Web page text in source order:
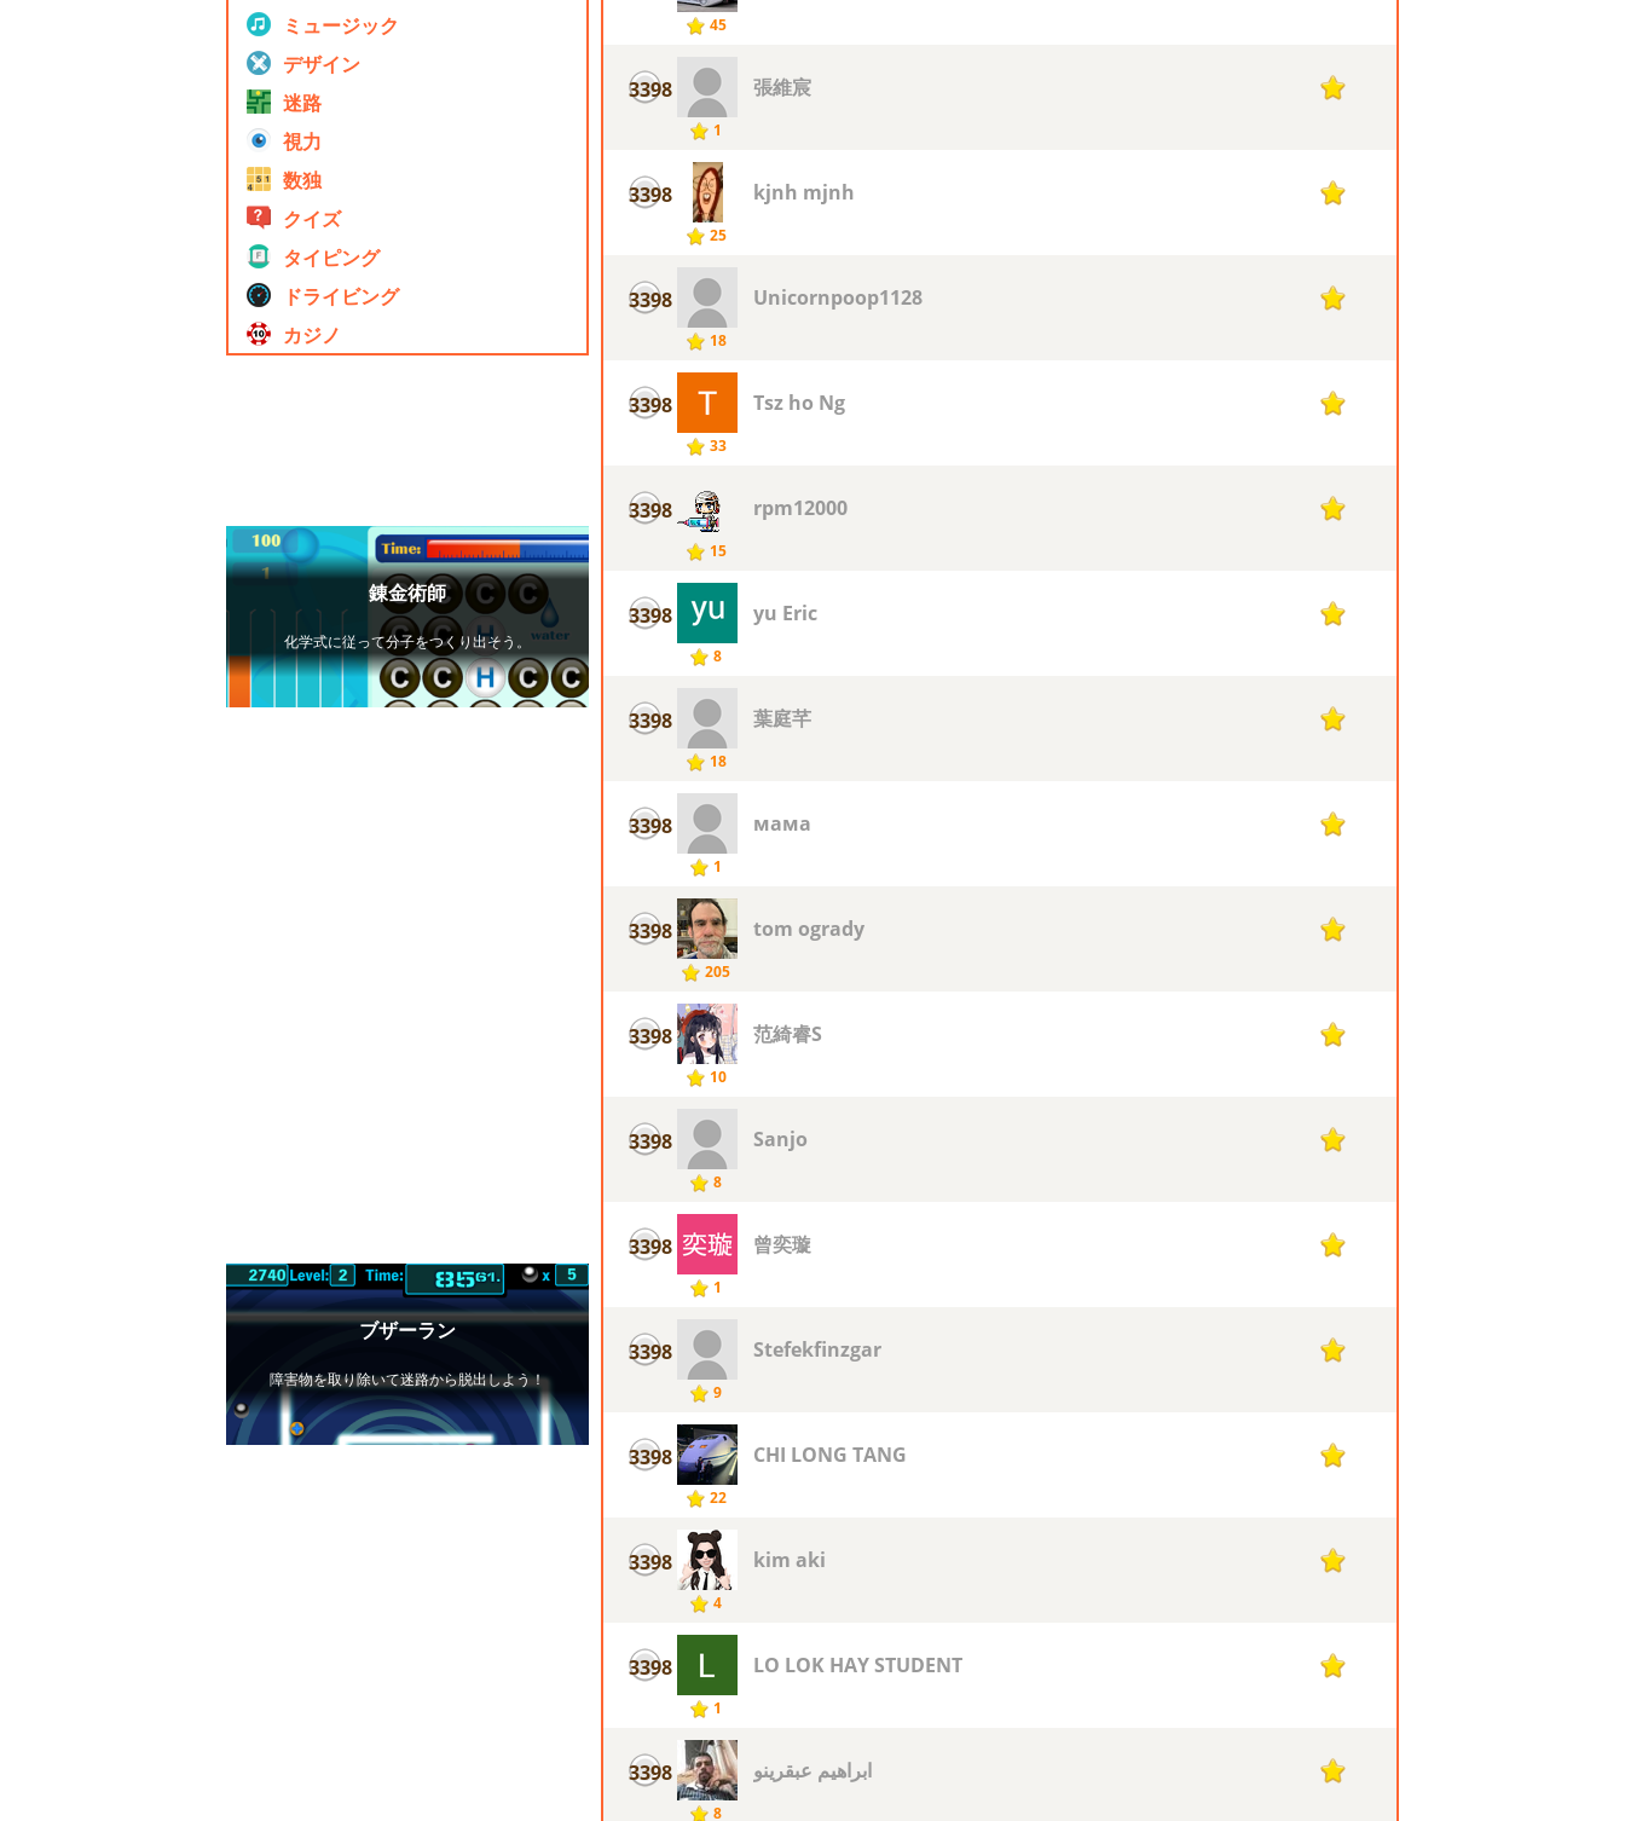
ミュージック
デザイン
迷路
視力
数独
クイズ
タイピング
ドライビング
カジノ
45
3398
1
張維宸 1
3398
25
kjnh mjnh 1
3398
18
Unicornpoop1128 1
3398
33
Tsz ho Ng 1
3398
15
rpm12000 1
3398
8
yu Eric 1
3398
18
葉庭芊 1
3398
1
мама 1
3398
205
tom ogrady 1
3398
10
范綺睿S 1
3398
8
Sanjo 1
3398
1
曾奕璇 1
3398
9
Stefekfinzgar 1
3398
22
CHI LONG TANG 1
3398
4
kim aki 1
3398
1
LO LOK HAY STUDENT 1
3398
8
ابراهيم عبقرينو 1